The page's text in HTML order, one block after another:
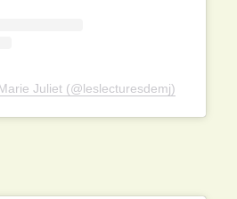
Juliet (@leslecturesdemj)